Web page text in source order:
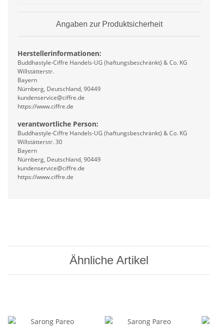
Angaben zur Produktsicherheit
Herstellerinformationen:
Buddhastyle-Ciffre Handels-UG (haftungsbeschränkt) & Co. KG
Willstätterstr.
Bayern
Nürnberg, Deutschland, 90449
kundenservice@ciffre.de
https://www.ciffre.de
verantwortliche Person:
Buddhastyle-Ciffre Handels-UG (haftungsbeschränkt) & Co. KG
Willstätterstr. 30
Bayern
Nürnberg, Deutschland, 90449
kundenservice@ciffre.de
https://www.ciffre.de
Ähnliche Artikel